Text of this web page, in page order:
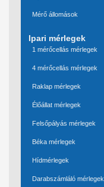
Mérő állomások
Ipari mérlegek
1 mérőcellás mérlegek
4 mérőcellás mérlegek
Raklap mérlegek
Élőállat mérlegek
Felsőpályás mérlegek
Béka mérlegek
Hídmérlegek
Darabszámláló mérlegek